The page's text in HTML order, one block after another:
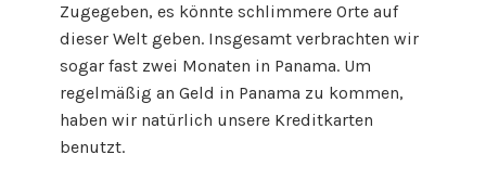
Zugegeben, es könnte schlimmere Orte auf
dieser Welt geben. Insgesamt verbrachten wir
sogar fast zwei Monaten in Panama. Um
regelmäßig an Geld in Panama zu kommen,
haben wir natürlich unsere Kreditkarten
benutzt.